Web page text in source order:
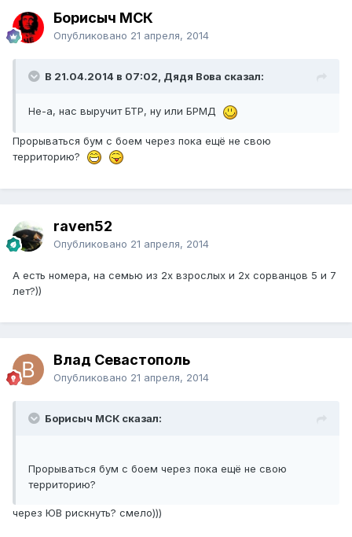
Борисыч МСК
Опубликовано 21 апреля, 2014
В 21.04.2014 в 07:02, Дядя Вова сказал:
Не-а, нас выручит БТР, ну или БРМД
Прорываться бум с боем через пока ещё не свою
территорию?
raven52
Опубликовано 21 апреля, 2014
А есть номера, на семью из 2х взрослых и 2х сорванцов 5 и 7
лет?))
Влад Севастополь
Опубликовано 21 апреля, 2014
Борисыч МСК сказал:
Прорываться бум с боем через пока ещё не свою
территорию?
через ЮВ рискнуть? смело)))